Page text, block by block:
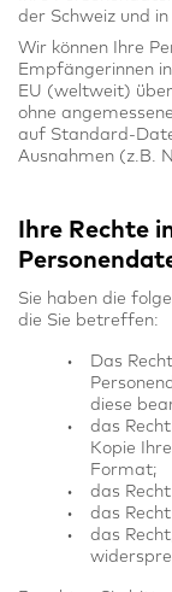
der Schweiz und in
Wir können Ihre
Empfängerinnen
EU (weltweit)
ohne
auf Standard-
Ausnahmen (z.B.
Ihre Rechte
Sie haben die
die Sie betreffen:
Das
diese
das
Kopie
Format;
das
das
das